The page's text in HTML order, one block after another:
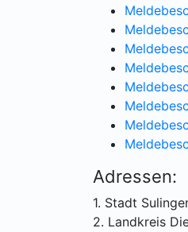
Adressen:
1. Stadt
2. Landkreis